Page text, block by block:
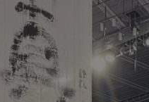
rudaslaska.com.pl 1 rok
rudaslaska.com.pl 1 rok
rudaslaska.com.pl 1 rok
.tiktok.com 1 tydzień 3 dni